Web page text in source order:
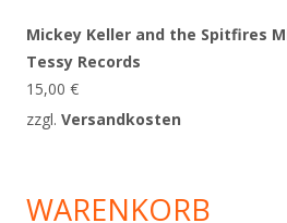
Mickey Keller and the Spitfires
Tessy Records
15,00 €
zzgl. Versandkosten
WARENKORB